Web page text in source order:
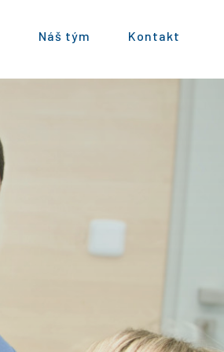
Náš tým Kontakt